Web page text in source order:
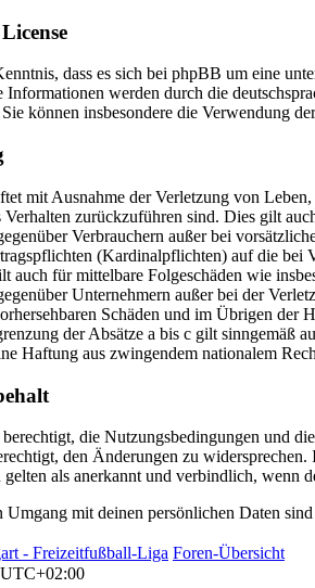
dass es sich bei phpBB um eine
Informationen werden durch die
können insbesondere die Verwendung
mit Ausnahme der Verletzung von
Verhalten zurückzuführen sind. Dies gilt
Verbrauchern außer bei
(Kardinalpflichten) auf die bei
auch für mittelbare Folgeschäden wie
Unternehmern außer bei der
Schäden und im Übrigen der
der Absätze a bis c gilt sinngemäß
Haftung aus zwingendem nationalem
die Nutzungsbedingungen und
den Änderungen zu
als anerkannt und verbindlich, wenn
mit deinen persönlichen Daten
- Freizeitfußball-Liga Foren-Übersicht
UTC+02:00